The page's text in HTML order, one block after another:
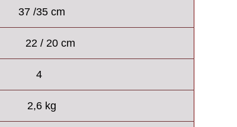
37 /35 cm
22 / 20 cm
4
2,6 kg